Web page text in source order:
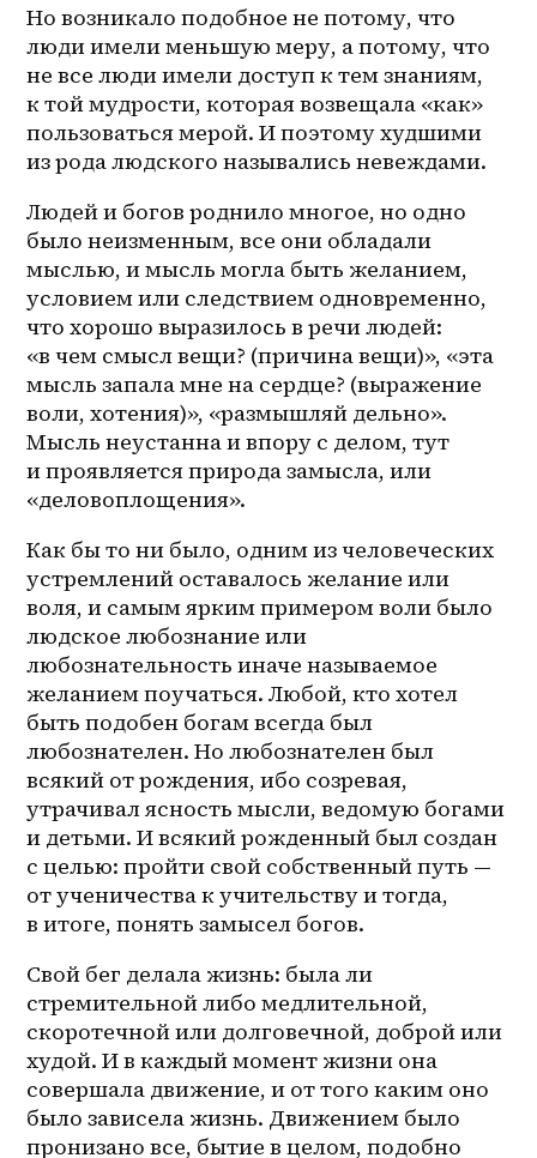
Но возникало подобное не потому, что
люди имели меньшую меру, а потому, что
не все люди имели доступ к тем знаниям,
к той мудрости, которая возвещала «как»
пользоваться мерой. И поэтому худшими
из рода людского назывались невеждами.
Людей и богов роднило многое, но одно
было неизменным, все они обладали
мыслью, и мысль могла быть желанием,
условием или следствием одновременно,
что хорошо выразилось в речи людей:
«в чем смысл вещи? (причина вещи)», «эта
мысль запала мне на сердце? (выражение
воли, хотения)», «размышляй дельно».
Мысль неустанна и впору с делом, тут
и проявляется природа замысла, или
«деловоплощения».
Как бы то ни было, одним из человеческих
устремлений оставалось желание или
воля, и самым ярким примером воли было
людское любознание или
любознательность иначе называемое
желанием поучаться. Любой, кто хотел
быть подобен богам всегда был
любознателен. Но любознателен был
всякий от рождения, ибо созревая,
утрачивал ясность мысли, ведомую богами
и детьми. И всякий рожденный был создан
с целью: пройти свой собственный путь —
от ученичества к учительству и тогда,
в итоге, понять замысел богов.
Свой бег делала жизнь: была ли
стремительной либо медлительной,
скоротечной или долговечной, доброй или
худой. И в каждый момент жизни она
совершала движение, и от того каким оно
было зависела жизнь. Движением было
пронизано все, бытие в целом, подобно